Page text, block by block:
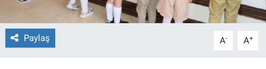
Paylaş A- A+
Gerçeğin İzinde
Gün Başlıyor